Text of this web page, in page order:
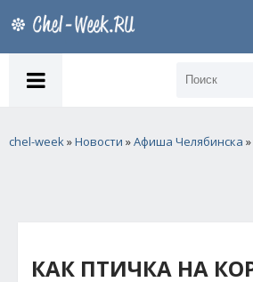
chel-week»Новости »Афиша Челябинска
КАК ПТИЧКА НА